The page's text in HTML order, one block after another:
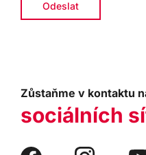
Zůstaňme v kontaktu
sociálních